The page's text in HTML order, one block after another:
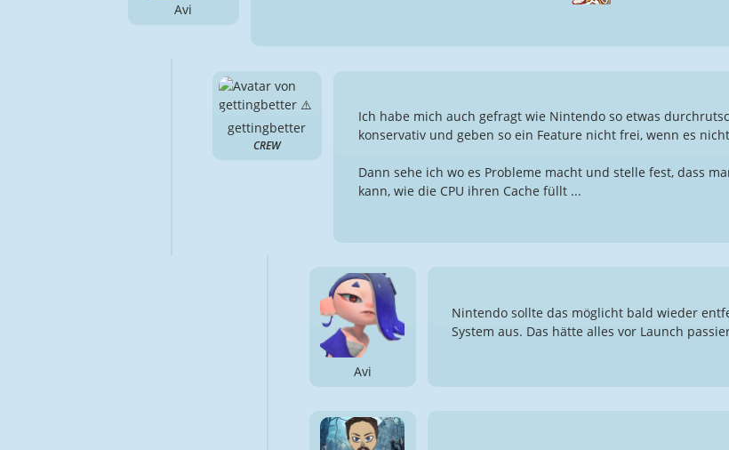
Avi
gettingbetter
CREW
Ich habe mich auch gefragt wie Nintendo so etwas
konservativ und geben so ein Feature nicht frei, wenn es
Dann sehe ich wo es Probleme macht und stelle fest, dass
kann, wie die CPU ihren Cache füllt ...
Avi
Nintendo sollte das möglicht bald wieder
System aus. Das hätte alles vor Launch